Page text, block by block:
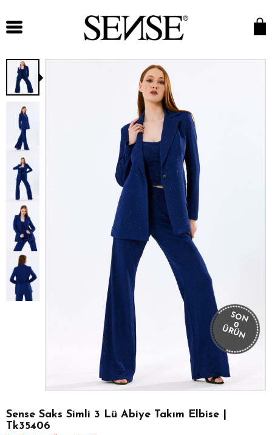
SON
0
ÜRÜN
Sense Saks Simli 3 Lü Abiye Takım Elbise |
Tk35406